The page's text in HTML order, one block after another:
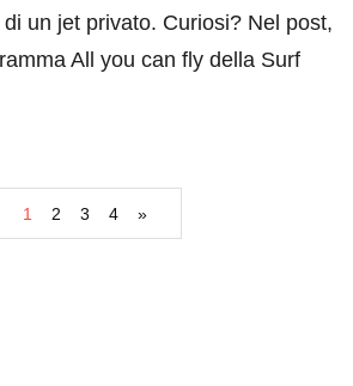
un jet privato. Curiosi? Nel post,
All you can fly della Surf
1 2 3 4 »